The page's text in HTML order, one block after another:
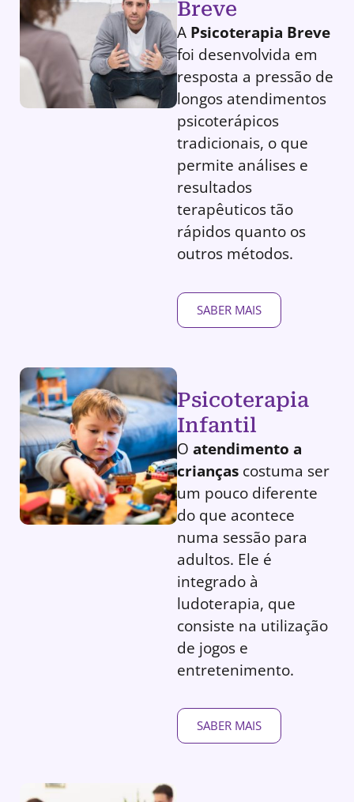
Breve
A Psicoterapia Breve
foi desenvolvida em
resposta a pressão de
longos atendimentos
psicoterápicos
tradicionais, o que
permite análises e
resultados
terapêuticos tão
rápidos quanto os
outros métodos.
SABER MAIS
Psicoterapia
Infantil
O atendimento a
crianças costuma ser
um pouco diferente
do que acontece
numa sessão para
adultos. Ele é
integrado à
ludoterapia, que
consiste na utilização
de jogos e
entretenimento.
SABER MAIS